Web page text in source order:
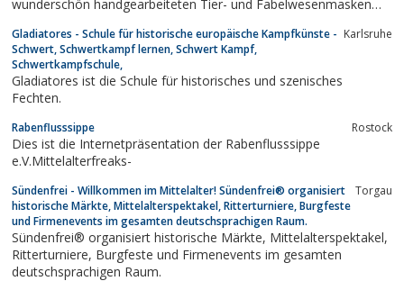
wunderschön handgearbeiteten Tier- und Fabelwesenmasken
längst vergangene Zeiten wieder auferstehen. Die Musik reicht
von poetischen Balladen bis zu...
Gladiatores - Schule für historische europäische Kampfkünste -
Schwert, Schwertkampf lernen, Schwert Kampf,
Schwertkampfschule,
Karlsruhe
Gladiatores ist die Schule für historisches und szenisches
Fechten.
Rabenflusssippe Rostock
Dies ist die Internetpräsentation der Rabenflusssippe
e.V.Mittelalterfreaks-
Sündenfrei - Willkommen im Mittelalter! Sündenfrei® organisiert
historische Märkte, Mittelalterspektakel, Ritterturniere, Burgfeste
und Firmenevents im gesamten deutschsprachigen Raum.
Torgau
Sündenfrei® organisiert historische Märkte, Mittelalterspektakel,
Ritterturniere, Burgfeste und Firmenevents im gesamten
deutschsprachigen Raum.